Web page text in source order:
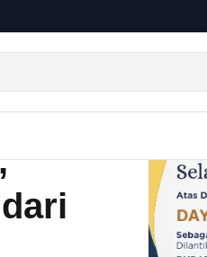
PENDIDIKANOLAHRAGA